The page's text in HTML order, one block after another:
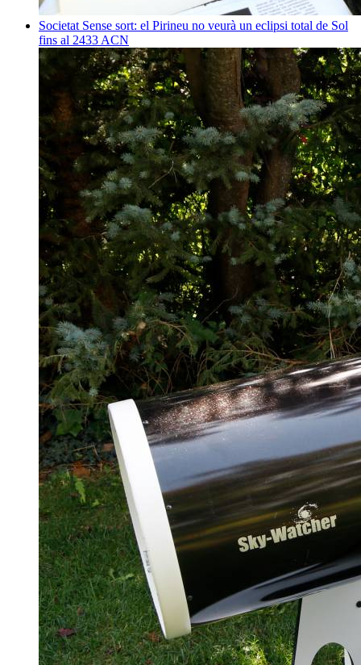
Societat Sense sort: el Pirineu no veurà un eclipsi total de Sol
fins al 2433 ACN